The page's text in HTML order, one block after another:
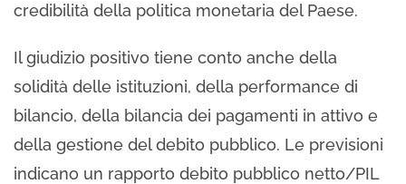
credibilità della politica monetaria del Paese.
Il giudizio positivo tiene conto anche della
solidità delle istituzioni, della performance di
bilancio, della bilancia dei pagamenti in attivo e
della gestione del debito pubblico. Le previsioni
indicano un rapporto debito pubblico netto/PIL